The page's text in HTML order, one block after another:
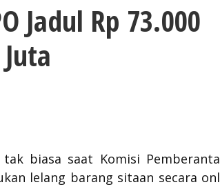
Jadul Rp 73.000
biasa saat Komisi
lelang barang sitaan secara